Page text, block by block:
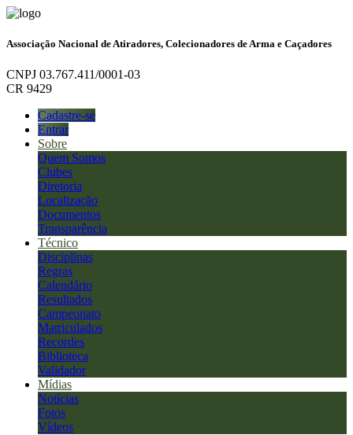
Associação Nacional de Atiradores, Colecionadores de Arma e Caçadores
CNPJ 03.767.411/0001-03
CR 9429
Cadastre-se
Entrar
Sobre
Quem Somos
Clubes
Diretoria
Localização
Documentos
Transparência
Técnico
Disciplinas
Regras
Calendário
Resultados
Campeonato
Matriculados
Recordes
Biblioteca
Validador
Mídias
Notícias
Fotos
Vídeos